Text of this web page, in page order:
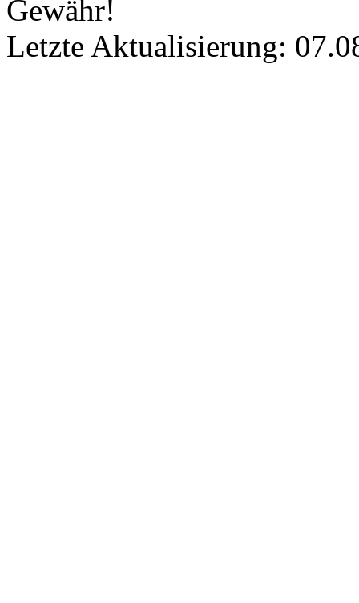
Gewähr!
Letzte Aktualisierung: